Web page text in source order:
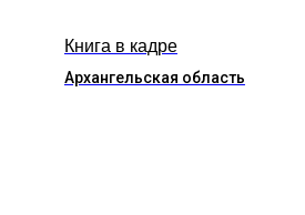
Книга в кадре
Архангельская область